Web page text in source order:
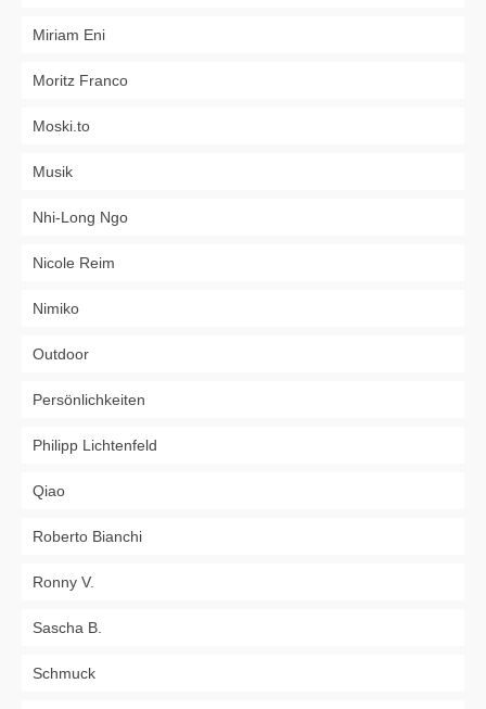
Miriam Eni
Moritz Franco
Moski.to
Musik
Nhi-Long Ngo
Nicole Reim
Nimiko
Outdoor
Persönlichkeiten
Philipp Lichtenfeld
Qiao
Roberto Bianchi
Ronny V.
Sascha B.
Schmuck